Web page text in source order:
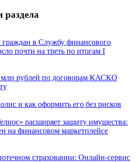
раздела
в Службу финансового
почти на треть по итогам I
млн рублей по договорам КАСКО
и как оформить его без рисков
расширяет защиту имущества:
на финансовом маркетплейсе
страховании: Онлайн-сервис